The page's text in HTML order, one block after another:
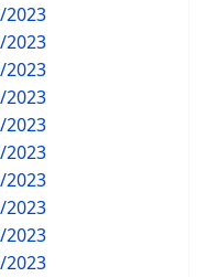
2023
2023
2023
2023
2023
2023
2023
2023
2023
2023